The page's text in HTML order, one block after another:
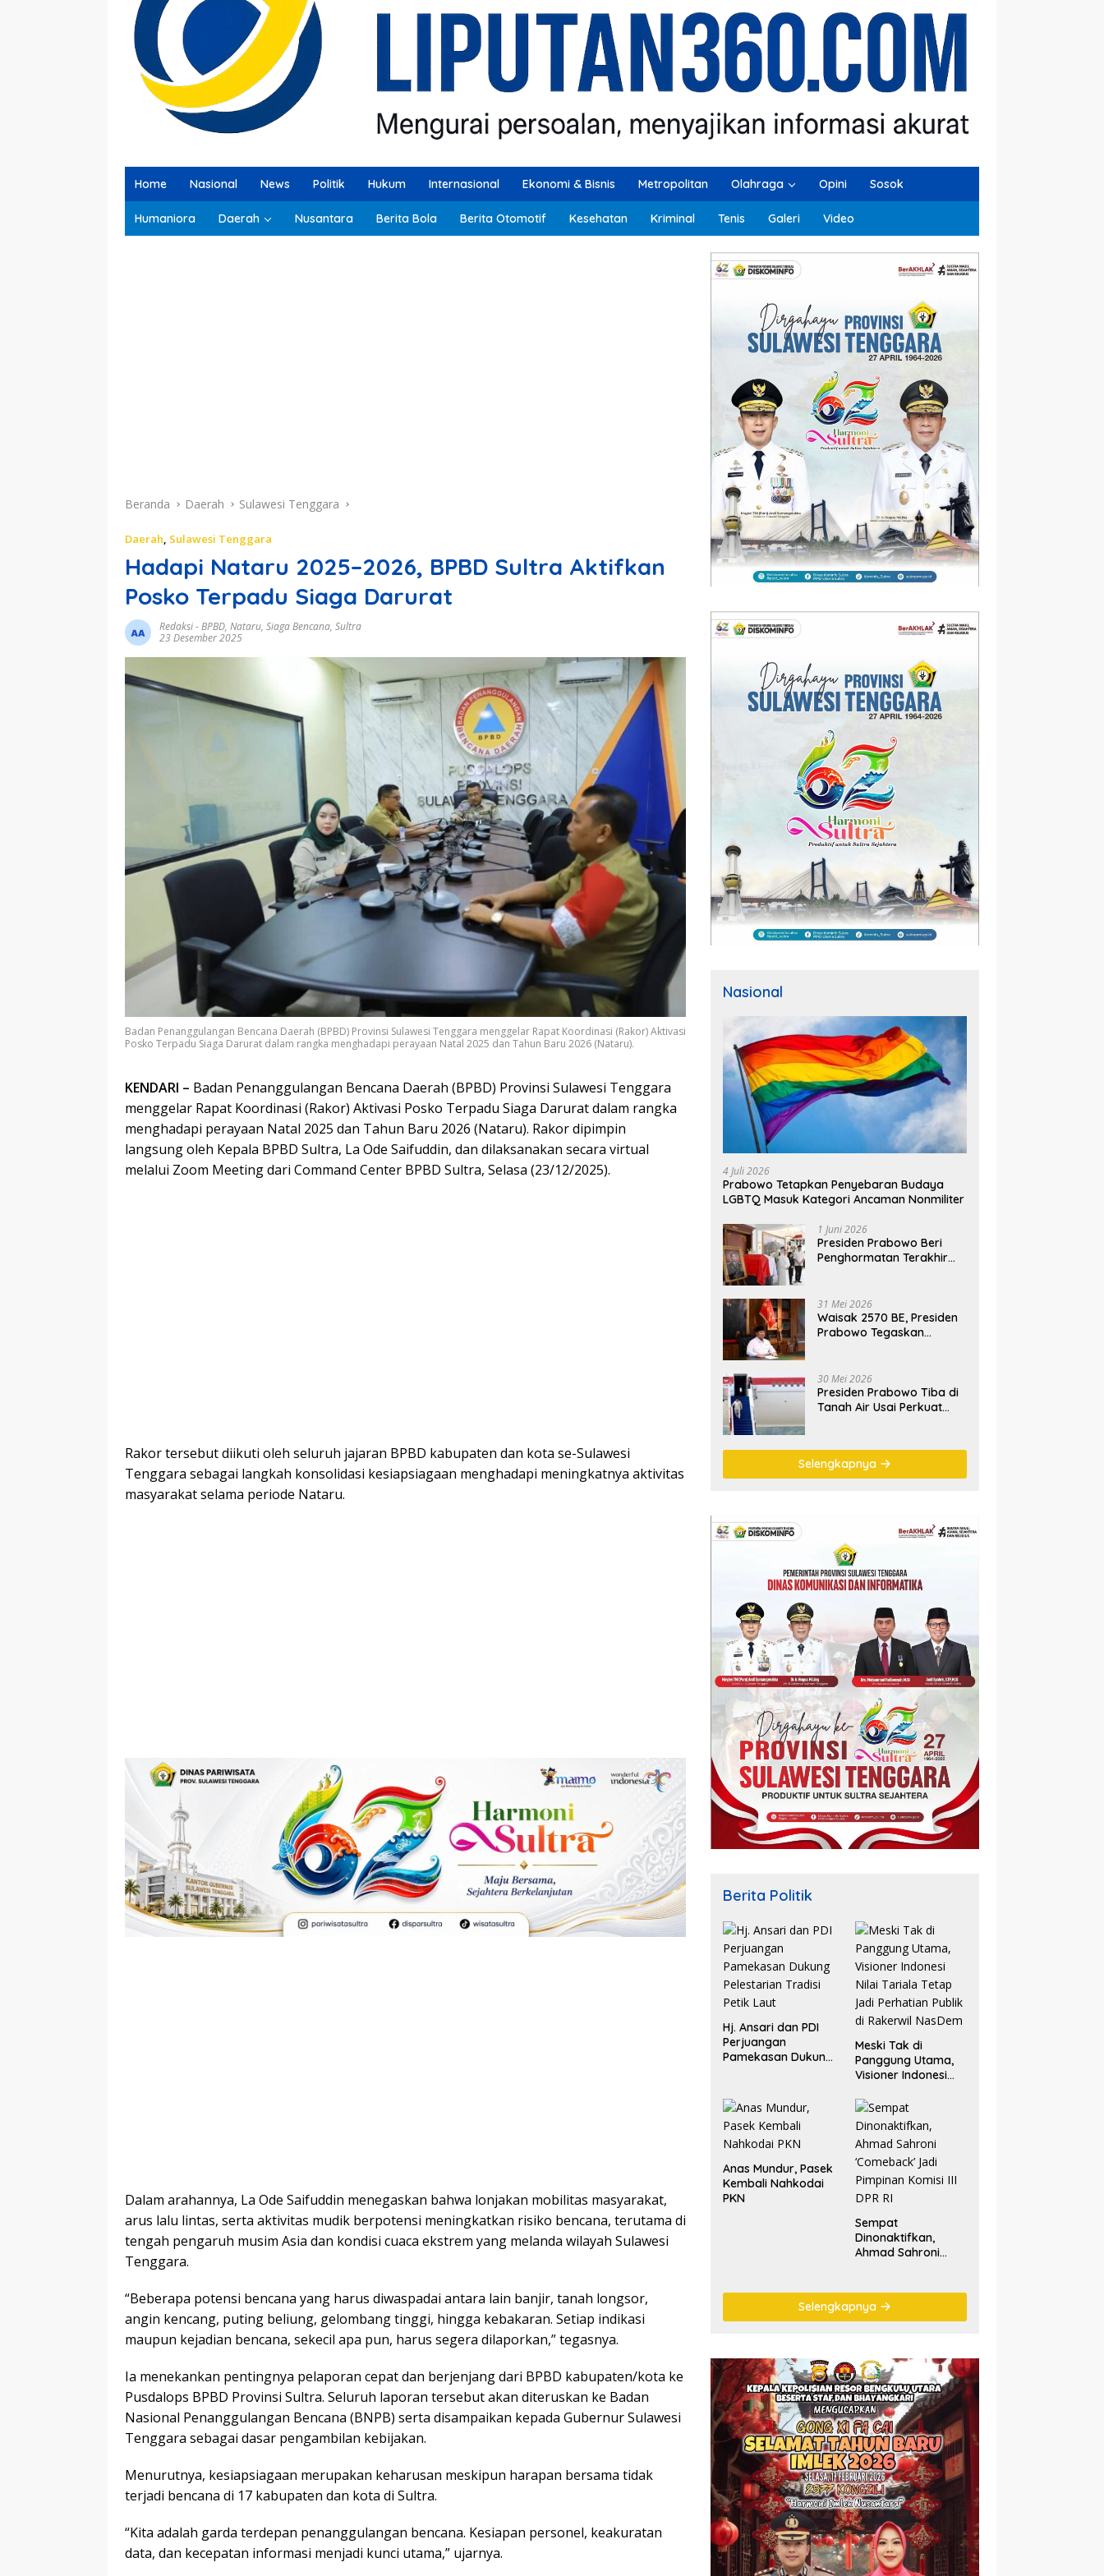
Home Nasional News Politik Hukum Internasional Ekonomi & Bisnis Metropolitan Olahraga Opini Sosok
Humaniora Daerah Nusantara Berita Bola Berita Otomotif Kesehatan Kriminal Tenis Galeri Video
Beranda Daerah Sulawesi Tenggara
Daerah, Sulawesi Tenggara
Hadapi Nataru 2025–2026, BPBD Sultra Aktifkan
Posko Terpadu Siaga Darurat
Redaksi-BPBD, Nataru, Siaga Bencana, Sultra
23 Desember 2025
Badan Penanggulangan Bencana Daerah (BPBD) Provinsi Sulawesi Tenggara menggelar Rapat Koordinasi (Rakor) Aktivasi
Posko Terpadu Siaga Darurat dalam rangka menghadapi perayaan Natal 2025 dan Tahun Baru 2026 (Nataru).
KENDARI – Badan Penanggulangan Bencana Daerah (BPBD) Provinsi Sulawesi Tenggara
menggelar Rapat Koordinasi (Rakor) Aktivasi Posko Terpadu Siaga Darurat dalam rangka
menghadapi perayaan Natal 2025 dan Tahun Baru 2026 (Nataru). Rakor dipimpin
langsung oleh Kepala BPBD Sultra, La Ode Saifuddin, dan dilaksanakan secara virtual
melalui Zoom Meeting dari Command Center BPBD Sultra, Selasa (23/12/2025).
Rakor tersebut diikuti oleh seluruh jajaran BPBD kabupaten dan kota se-Sulawesi
Tenggara sebagai langkah konsolidasi kesiapsiagaan menghadapi meningkatnya aktivitas
masyarakat selama periode Nataru.
Dalam arahannya, La Ode Saifuddin menegaskan bahwa lonjakan mobilitas masyarakat,
arus lalu lintas, serta aktivitas mudik berpotensi meningkatkan risiko bencana, terutama di
tengah pengaruh musim Asia dan kondisi cuaca ekstrem yang melanda wilayah Sulawesi
Tenggara.
“Beberapa potensi bencana yang harus diwaspadai antara lain banjir, tanah longsor,
angin kencang, puting beliung, gelombang tinggi, hingga kebakaran. Setiap indikasi
maupun kejadian bencana, sekecil apa pun, harus segera dilaporkan,” tegasnya.
Ia menekankan pentingnya pelaporan cepat dan berjenjang dari BPBD kabupaten/kota ke
Pusdalops BPBD Provinsi Sultra. Seluruh laporan tersebut akan diteruskan ke Badan
Nasional Penanggulangan Bencana (BNPB) serta disampaikan kepada Gubernur Sulawesi
Tenggara sebagai dasar pengambilan kebijakan.
Menurutnya, kesiapsiagaan merupakan keharusan meskipun harapan bersama tidak
terjadi bencana di 17 kabupaten dan kota di Sultra.
“Kita adalah garda terdepan penanggulangan bencana. Kesiapan personel, keakuratan
data, dan kecepatan informasi menjadi kunci utama,” ujarnya.
Nasional
4 Juli 2026
Prabowo Tetapkan Penyebaran Budaya
LGBTQ Masuk Kategori Ancaman Nonmiliter
1 Juni 2026
Presiden Prabowo Beri
Penghormatan Terakhir
Ryamizard Ryacudu
31 Mei 2026
Waisak 2570 BE, Presiden
Prabowo Tegaskan
Persatuan Bangsa
30 Mei 2026
Presiden Prabowo Tiba di
Tanah Air Usai Perkuat
Selengkapnya
Berita Politik
Hj. Ansari dan PDI
Perjuangan
Pamekasan Dukung
Meski Tak di
Panggung Utama,
Visioner Indonesi
Jadi Perhatian
Publik di Rakerwil
NasDem
Anas Mundur, Pasek
Kembali Nahkodai
PKN
Sempat
Dinonaktifkan,
Ahmad Sahroni
DPR RI
Selengkapnya